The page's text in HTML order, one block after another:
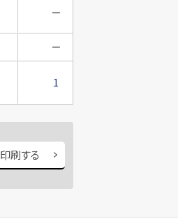
－
－
1
印刷する